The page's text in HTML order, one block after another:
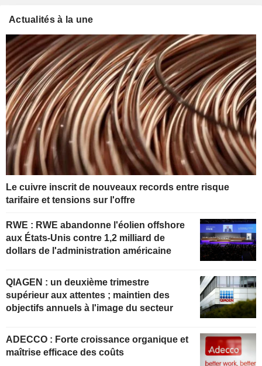
Actualités à la une
Le cuivre inscrit de nouveaux records entre risque
tarifaire et tensions sur l'offre
RWE : RWE abandonne l'éolien offshore
aux États-Unis contre 1,2 milliard de
dollars de l'administration américaine
QIAGEN : un deuxième trimestre
supérieur aux attentes ; maintien des
objectifs annuels à l'image du secteur
ADECCO : Forte croissance organique et
maîtrise efficace des coûts